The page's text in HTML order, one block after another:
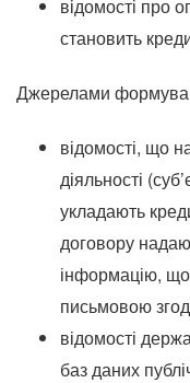
відомості про
становить
Джерелами
відомості, що
діяльності
укладають
договору
інформацію, що
письмовою
відомості
баз даних